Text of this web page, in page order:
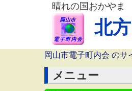
晴れの国おかやま
北
岡山市電子町内会 のサ
メニュー